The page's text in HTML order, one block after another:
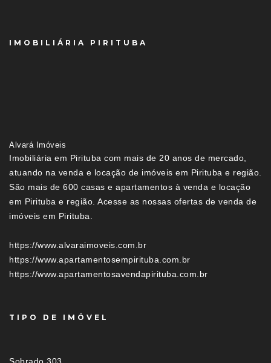
IMOBILIÁRIA PIRITUBA
Alvará Imóveis
Imobiliária em Pirituba com mais de 20 anos de mercado,
atuando na venda e locação de imóveis em Pirituba e região.
São mais de 600 casas e apartamentos à venda e locação
em Pirituba e região. Acesse as nossas ofertas de venda de
imóveis em Pirituba.
https://www.alvaraimoveis.com.br
https://www.apartamentosempirituba.com.br
https://www.apartamentosavendapirituba.com.br
TIPO DE IMÓVEL
Sobrado 303